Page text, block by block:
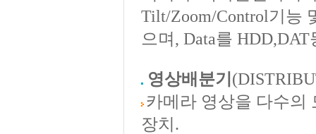
Tilt/Zoom/Control기능
으며, Data를
영상배분기
카메라 영상을 다수의
장치.